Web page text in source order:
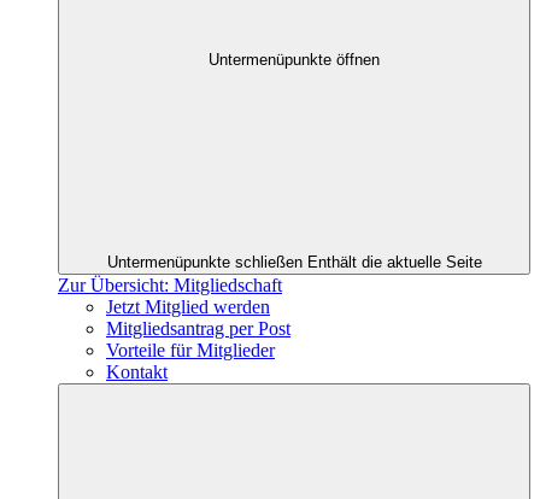
Untermenüpunkte öffnen
Untermenüpunkte schließen Enthält die aktuelle Seite
Zur Übersicht: Mitgliedschaft
Jetzt Mitglied werden
Mitgliedsantrag per Post
Vorteile für Mitglieder
Kontakt